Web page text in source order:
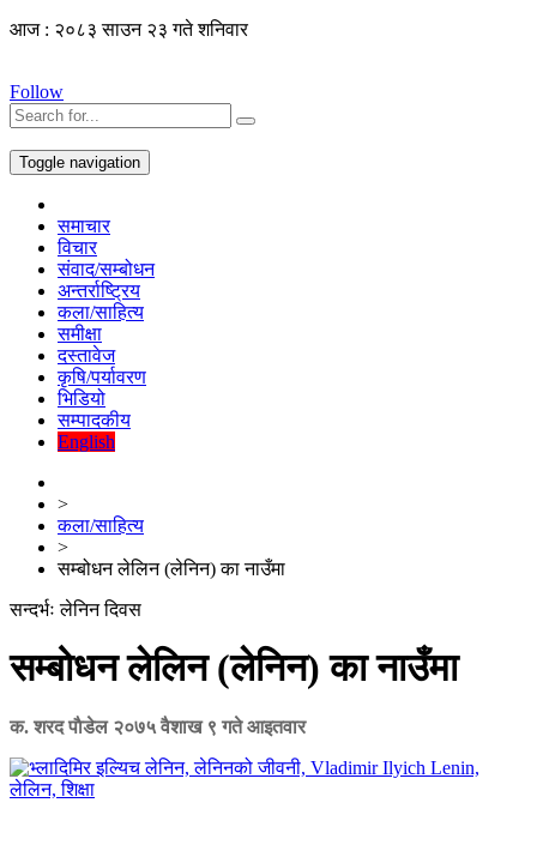
आज : २०८३ साउन २३ गते शनिवार
Follow
Toggle navigation
समाचार
विचार
संवाद/सम्बोधन
अन्तर्राष्ट्रिय
कला/साहित्य
समीक्षा
दस्तावेज
कृषि/पर्यावरण
भिडियो
सम्पादकीय
English
>
कला/साहित्य
>
सम्बोधन लेलिन (लेनिन) का नाउँमा
सन्दर्भः लेनिन दिवस
सम्बोधन लेलिन (लेनिन) का नाउँमा
क. शरद पाैडेल २०७५ वैशाख ९ गते आइतवार